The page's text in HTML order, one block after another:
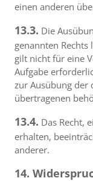
einen anderen
13.3. Die
genannten
gilt nicht für eine
Aufgabe
zur Ausübung der
übertragenen
13.4. Das Recht,
erhalten,
anderer.
14.